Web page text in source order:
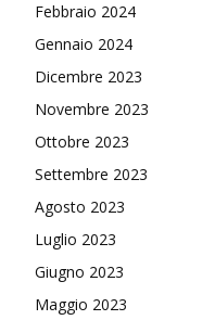
Febbraio 2024
Gennaio 2024
Dicembre 2023
Novembre 2023
Ottobre 2023
Settembre 2023
Agosto 2023
Luglio 2023
Giugno 2023
Maggio 2023